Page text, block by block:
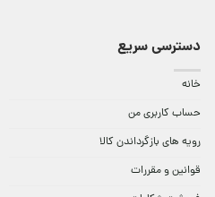
دسترسی سریع
خانه
حساب کاربری من
رویه های بازگرداندن کالا
قوانین و مقررات